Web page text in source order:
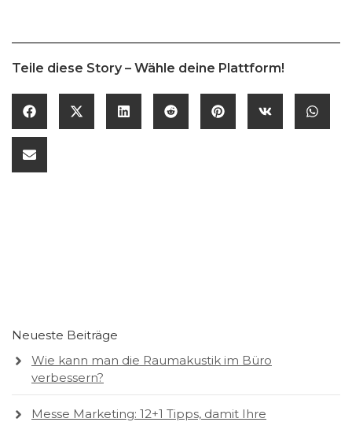
Teile diese Story – Wähle deine Plattform!
Neueste Beiträge
Wie kann man die Raumakustik im Büro
verbessern?
Messe Marketing: 12+1 Tipps, damit Ihre